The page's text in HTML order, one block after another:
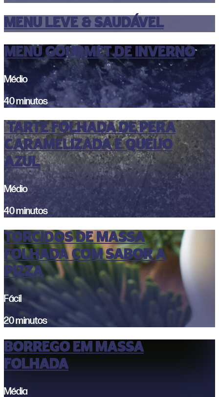
MENU leve & saudável
MENU GOURMET DE INVERNO
Médio
40 minutos
TARTE FOLHADA DE PERA
CARAMELIZADA E QUEIJO
AZUL
Médio
40 minutos
Torcidos de Massa
folhada com sabor a
pizza
Fácil
20 minutos
Borrego em massa
folhada
Média